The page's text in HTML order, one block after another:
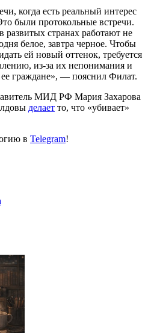
когда есть реальный интерес
были протокольные встречи.
странах работают не
белое, завтра черное. Чтобы
ей новый оттенок, требуется
из-за их непонимания и
ее граждане», — пояснил Филат.
МИД РФ Мария Захарова
делает то, что «убивает»
в Telegram!